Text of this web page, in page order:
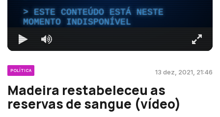
ESTE CONTEÚDO ESTÁ NESTE
MOMENTO INDISPONÍVEL
POLÍTICA 13 dez, 2021, 21:46
Madeira restabeleceu as
reservas de sangue (vídeo)